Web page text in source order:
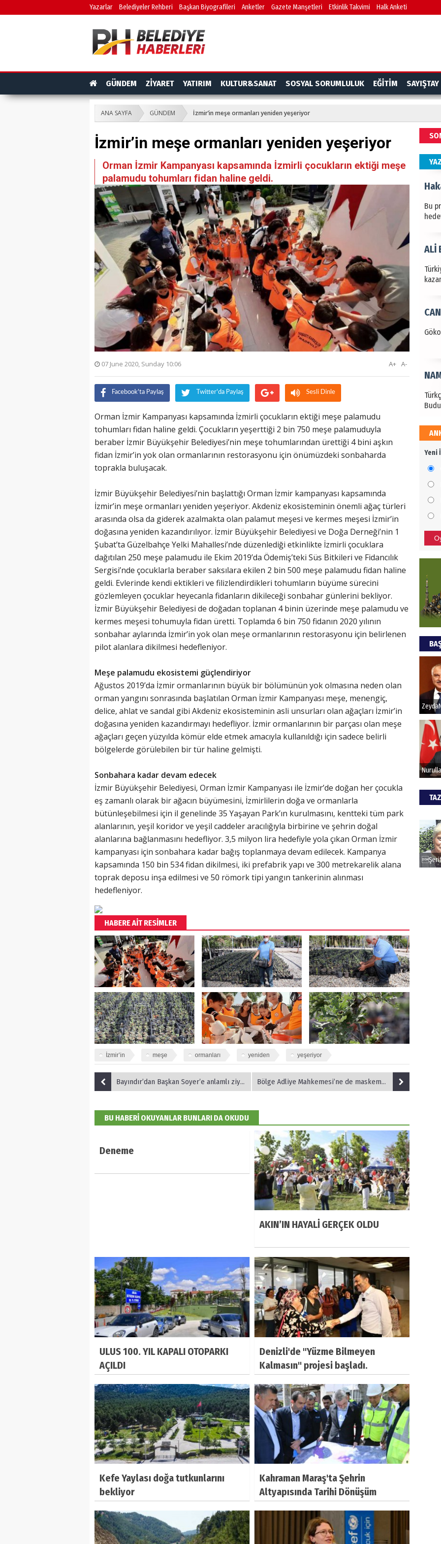
Yazarlar Belediyeler Rehberi Başkan Biyografileri Anketler Gazete Manşetleri Etkinlik Takvimi Halk Anketi
GÜNDEM ZİYARET YATIRIM KULTUR&SANAT SOSYAL SORUMLULUK EĞİTİM SAYIŞTAY
ANA SAYFA GÜNDEM İzmir’in meşe ormanları yeniden yeşeriyor
İzmir’in meşe ormanları yeniden yeşeriyor
Orman İzmir Kampanyası kapsamında İzmirli çocukların ektiği meşe
palamudu tohumları fidan haline geldi.
07 June 2020, Sunday 10:06 A-
A+
Facebook'ta Paylaş Twitter'da Paylaş Sesli Dinle
Orman İzmir Kampanyası kapsamında İzmirli çocukların ektiği meşe palamudu
tohumları fidan haline geldi. Çocukların yeşerttiği 2 bin 750 meşe palamuduyla
beraber İzmir Büyükşehir Belediyesi’nin meşe tohumlarından ürettiği 4 bini aşkın
fidan İzmir’in yok olan ormanlarının restorasyonu için önümüzdeki sonbaharda
toprakla buluşacak.
İzmir Büyükşehir Belediyesi’nin başlattığı Orman İzmir kampanyası kapsamında
İzmir’in meşe ormanları yeniden yeşeriyor. Akdeniz ekosisteminin önemli ağaç türleri
arasında olsa da giderek azalmakta olan palamut meşesi ve kermes meşesi İzmir’in
doğasına yeniden kazandırılıyor. İzmir Büyükşehir Belediyesi ve Doğa Derneği’nin 1
Şubat’ta Güzelbahçe Yelki Mahallesi’nde düzenlediği etkinlikte İzmirli çocuklara
dağıtılan 250 meşe palamudu ile Ekim 2019’da Ödemiş’teki Süs Bitkileri ve Fidancılık
Sergisi’nde çocuklarla beraber saksılara ekilen 2 bin 500 meşe palamudu fidan haline
geldi. Evlerinde kendi ektikleri ve filizlendirdikleri tohumların büyüme sürecini
gözlemleyen çocuklar heyecanla fidanların dikileceği sonbahar günlerini bekliyor.
İzmir Büyükşehir Belediyesi de doğadan toplanan 4 binin üzerinde meşe palamudu ve
kermes meşesi tohumuyla fidan üretti. Toplamda 6 bin 750 fidanın 2020 yılının
sonbahar aylarında İzmir’in yok olan meşe ormanlarının restorasyonu için belirlenen
pilot alanlara dikilmesi hedefleniyor.
Meşe palamudu ekosistemi güçlendiriyor
Ağustos 2019’da İzmir ormanlarının büyük bir bölümünün yok olmasına neden olan
orman yangını sonrasında başlatılan Orman İzmir Kampanyası meşe, menengiç,
delice, ahlat ve sandal gibi Akdeniz ekosisteminin asli unsurları olan ağaçları İzmir’in
doğasına yeniden kazandırmayı hedefliyor. İzmir ormanlarının bir parçası olan meşe
ağaçları geçen yüzyılda kömür elde etmek amacıyla kullanıldığı için sadece belirli
bölgelerde görülebilen bir tür haline gelmişti.
Sonbahara kadar devam edecek
İzmir Büyükşehir Belediyesi, Orman İzmir Kampanyası ile İzmir’de doğan her çocukla
eş zamanlı olarak bir ağacın büyümesini, İzmirlilerin doğa ve ormanlarla
bütünleşebilmesi için il genelinde 35 Yaşayan Park’ın kurulmasını, kentteki tüm park
alanlarının, yeşil koridor ve yeşil caddeler aracılığıyla birbirine ve şehrin doğal
alanlarına bağlanmasını hedefliyor. 3,5 milyon lira hedefiyle yola çıkan Orman İzmir
kampanyası için sonbahara kadar bağış toplanmaya devam edilecek. Kampanya
kapsamında 150 bin 534 fidan dikilmesi, iki prefabrik yapı ve 300 metrekarelik alana
toprak deposu inşa edilmesi ve 50 römork tipi yangın tankerinin alınması
hedefleniyor.
HABERE AİT RESİMLER
İzmir’in meşe ormanları yeniden yeşeriyor
Bayındır’dan Başkan Soyer’e anlamlı ziyaret Bölge Adliye Mahkemesi’ne de maskematik yerleştirildi
BU HABERİ OKUYANLAR BUNLARI DA OKUDU
Deneme
AKIN’IN HAYALİ GERÇEK OLDU
ULUS 100. YIL KAPALI OTOPARKI
AÇILDI
Denizli'de "Yüzme Bilmeyen
Kalmasın" projesi başladı.
Kefe Yaylası doğa tutkunlarını
bekliyor
Kahraman Maraş'ta Şehrin
Altyapısında Tarihi Dönüşüm
Bu
ALİ
Bu
Yeni